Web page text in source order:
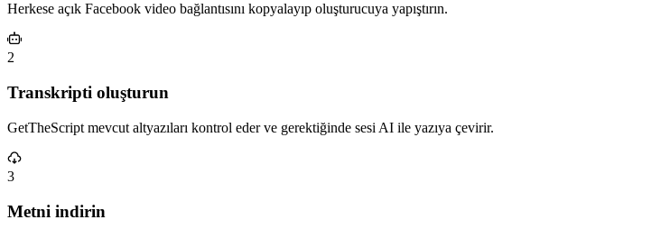
Herkese açık Facebook video bağlantısını kopyalayıp oluşturucuya yapıştırın.
2
Transkripti oluşturun
GetTheScript mevcut altyazıları kontrol eder ve gerektiğinde sesi AI ile yazıya çevirir.
3
Metni indirin